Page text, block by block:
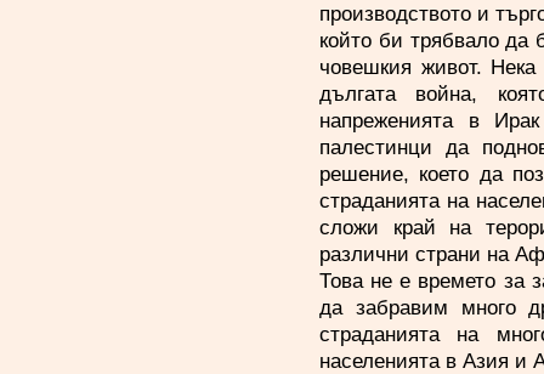
производството и
който би трябвало да
човешкия живот.
дългата война,
напреженията в
палестинци да
решение, което да
страданията на
сложи край на
различни страни на
Това не е времето за
да забравим много
страданията на
населенията в Азия и